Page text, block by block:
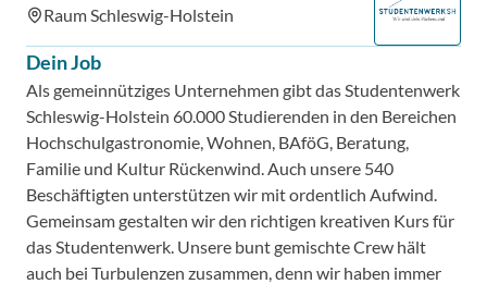
Raum Schleswig-Holstein
Dein Job
Als gemeinnütziges Unternehmen gibt das Studentenwerk
Schleswig-Holstein 60.000 Studierenden in den Bereichen
Hochschulgastronomie, Wohnen, BAföG, Beratung,
Familie und Kultur Rückenwind. Auch unsere 540
Beschäftigten unterstützen wir mit ordentlich Aufwind.
Gemeinsam gestalten wir den richtigen kreativen Kurs für
das Studentenwerk. Unsere bunt gemischte Crew hält
auch bei Turbulenzen zusammen, denn wir haben immer